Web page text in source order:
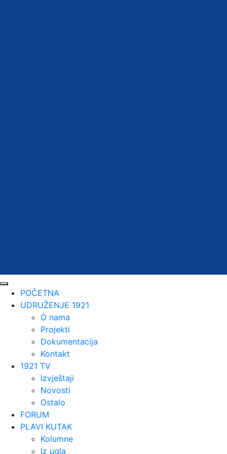
POČETNA
UDRUŽENJE 1921
O nama
Projekti
Dokumentacija
Kontakt
1921 TV
Izvještaji
Novosti
Ostalo
FORUM
PLAVI KUTAK
Kolumne
Iz ugla